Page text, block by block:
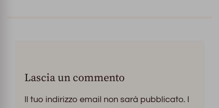
Lascia un commento
Il tuo indirizzo email non sarà pubblicato. I